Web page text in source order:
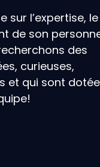
sur l’expertise, le
de son
des
curieuses,
et qui sont